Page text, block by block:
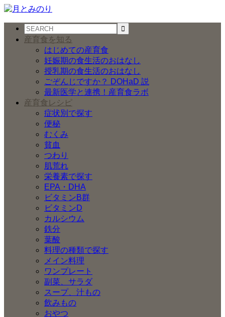
産育食を知る
はじめての産育食
妊娠期の食生活のおはなし
授乳期の食生活のおはなし
ごぞんじですか？ DOHaD 説
最新医学と連携！産育食ラボ
産育食レシピ
症状別で探す
便秘
むくみ
貧血
つわり
肌荒れ
栄養素で探す
EPA・DHA
ビタミンB群
ビタミンD
カルシウム
鉄分
葉酸
料理の種類で探す
メイン料理
ワンプレート
副菜、サラダ
スープ、汁もの
飲みもの
おやつ